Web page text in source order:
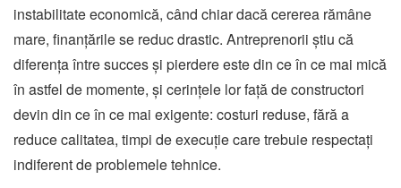
instabilitate economică, când chiar dacă cererea rămâne
mare, finanțările se reduc drastic. Antreprenorii știu că
diferența între succes și pierdere este din ce în ce mai mică
în astfel de momente, și cerințele lor față de constructori
devin din ce în ce mai exigente: costuri reduse, fără a
reduce calitatea, timpi de execuție care trebuie respectați
indiferent de problemele tehnice.